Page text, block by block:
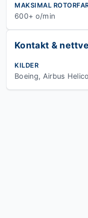
MAKSIMAL
600+ o/min
Kontakt &
KILDER
Boeing, Airbus